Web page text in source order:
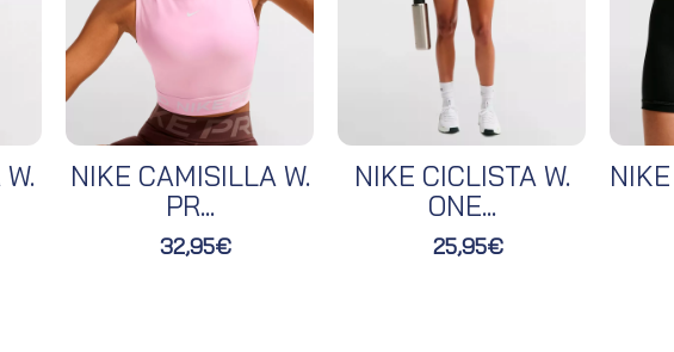
NIKE CAMISILLA W.
PR...
32,95€
NIKE CICLISTA W.
ONE...
25,95€